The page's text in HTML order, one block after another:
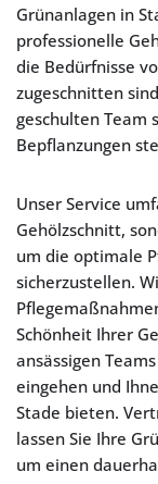
Grünanlagen in
professionelle
die Bedürfnisse
zugeschnitten
geschulten Team
Bepflanzungen
Unser Service
Gehölzschnitt,
um die optimale
sicherzustellen.
Schönheit Ihrer
ansässigen
eingehen und
Stade bieten.
lassen Sie Ihre
um einen